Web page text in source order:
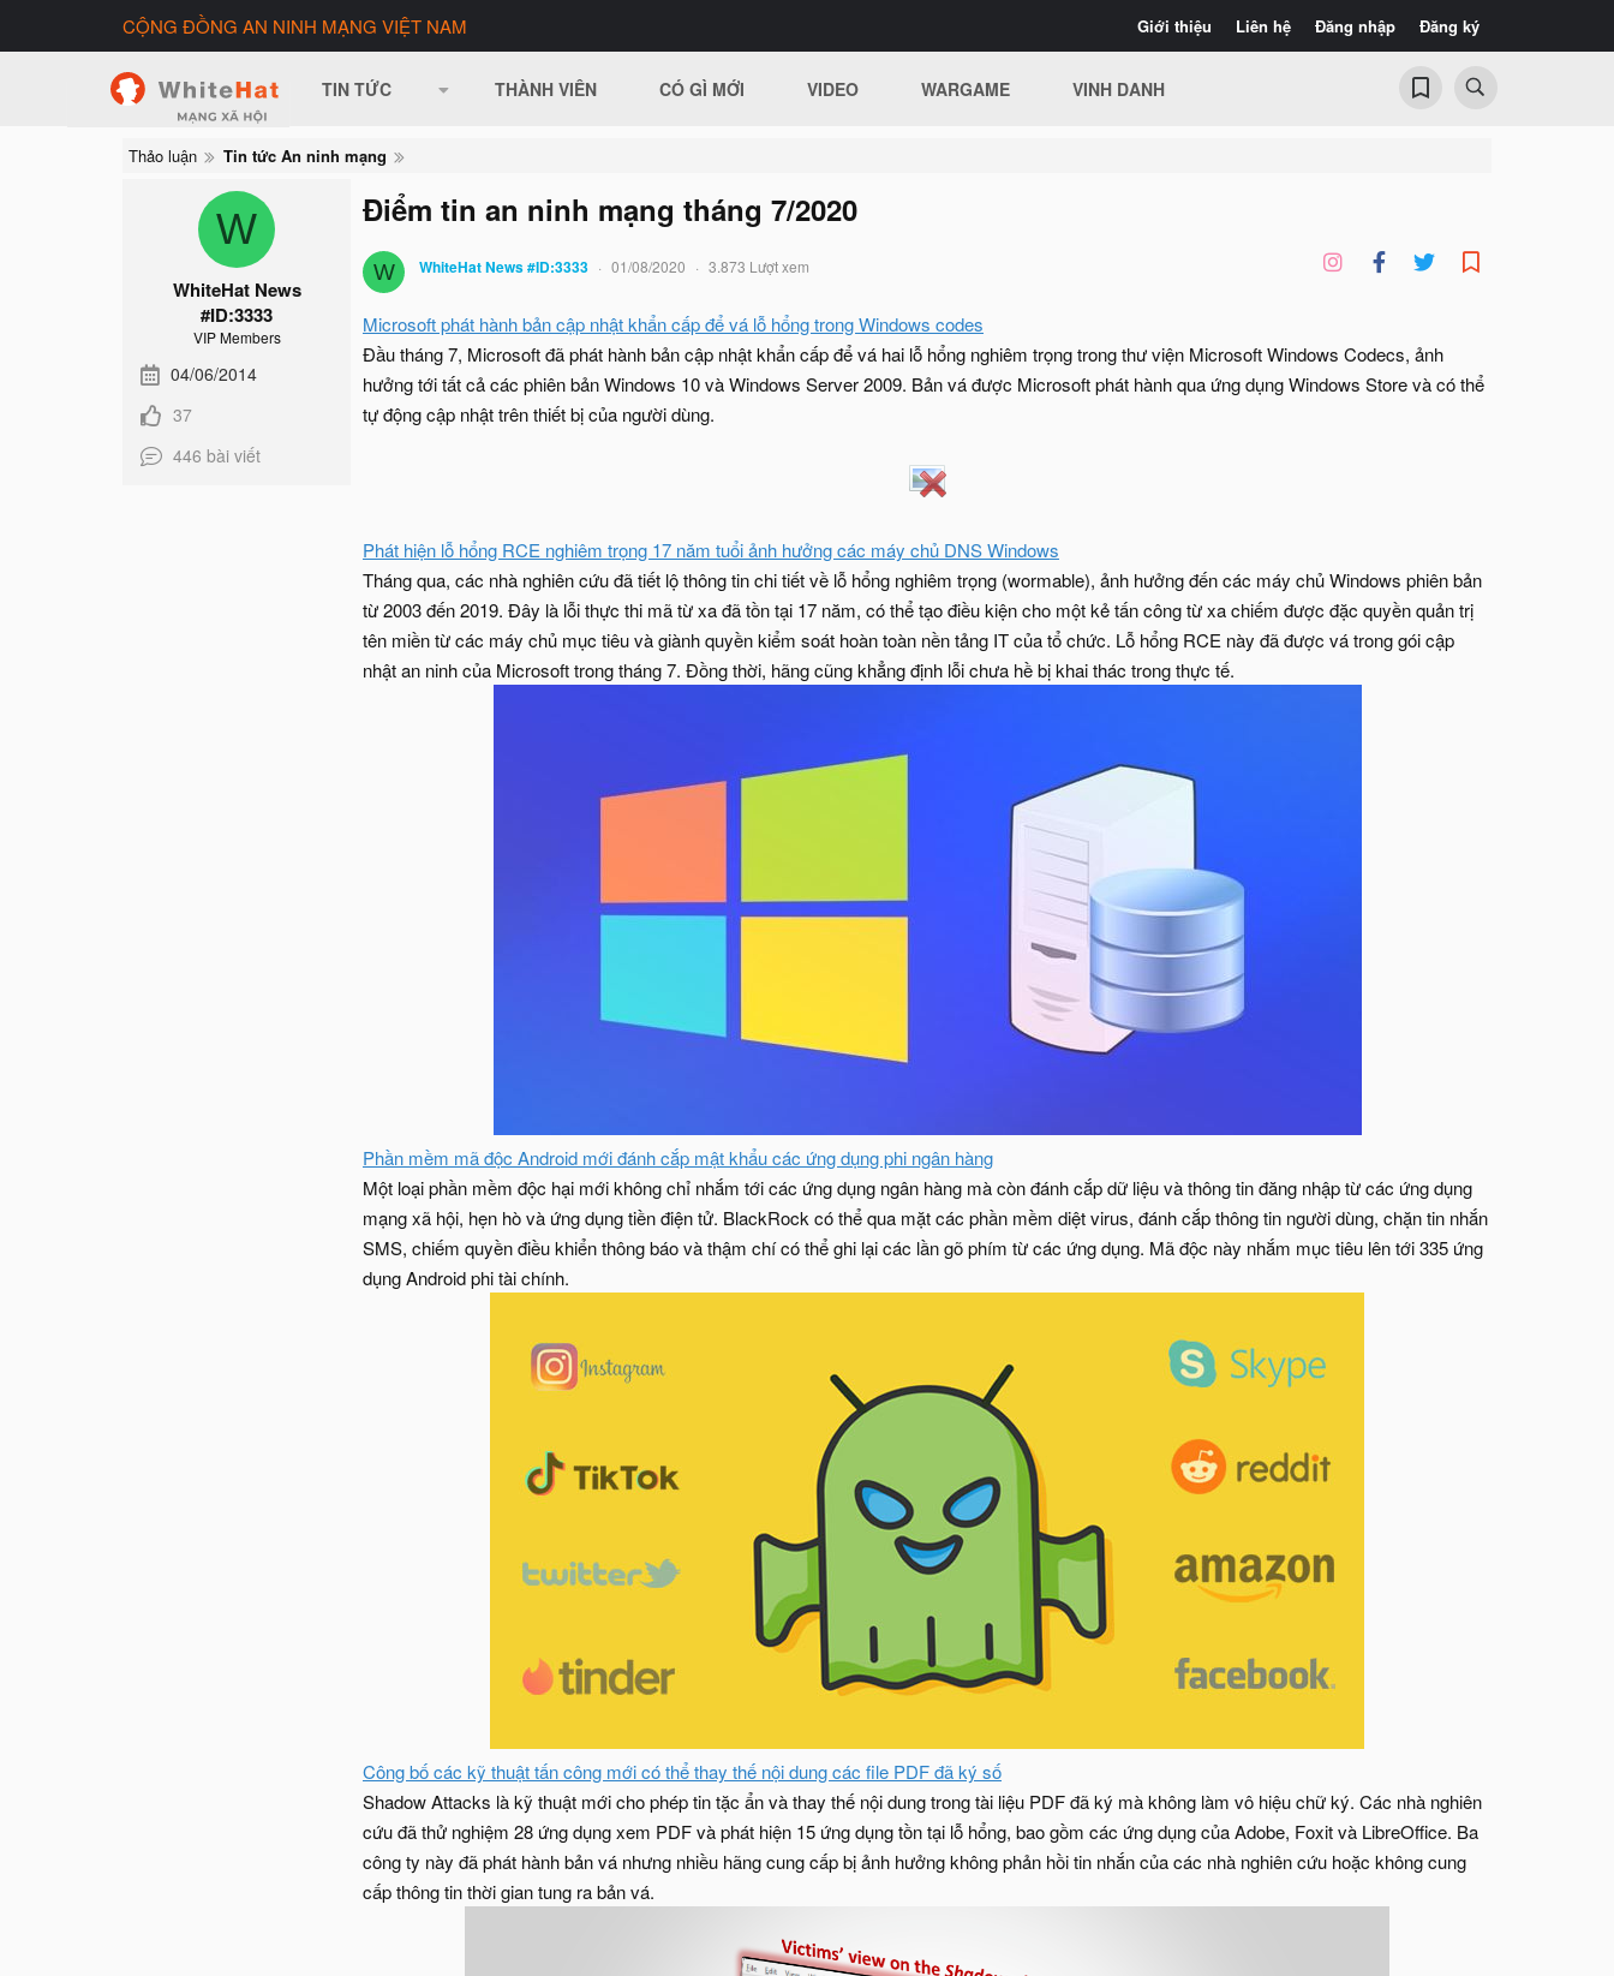
Giới thiệu Liên hệ Đăng nhập Đăng ký
CỘNG ĐỒNG AN NINH MẠNG VIỆT NAM
TIN TỨC THÀNH VIÊN CÓ GÌ MỚI VIDEO WARGAME VINH DANH
Thảo luận Tin tức An ninh mạng
W
WhiteHat News
#ID:3333
VIP Members
04/06/2014
37
446 bài viết
Điểm tin an ninh mạng tháng 7/2020
W WhiteHat News #ID:3333 01/08/2020 3.873 Lượt xem
Microsoft phát hành bản cập nhật khẩn cấp để vá lỗ hổng trong Windows codes
Đầu tháng 7, Microsoft đã phát hành bản cập nhật khẩn cấp để vá hai lỗ hổng nghiêm trọng trong thư viện Microsoft Windows Codecs, ảnh
hưởng tới tất cả các phiên bản Windows 10 và Windows Server 2009. Bản vá được Microsoft phát hành qua ứng dụng Windows Store và có thể
tự động cập nhật trên thiết bị của người dùng.
Phát hiện lỗ hổng RCE nghiêm trọng 17 năm tuổi ảnh hưởng các máy chủ DNS Windows
Tháng qua, các nhà nghiên cứu đã tiết lộ thông tin chi tiết về lỗ hổng nghiêm trọng (wormable), ảnh hưởng đến các máy chủ Windows phiên bản
từ 2003 đến 2019. Đây là lỗi thực thi mã từ xa đã tồn tại 17 năm, có thể tạo điều kiện cho một kẻ tấn công từ xa chiếm được đặc quyền quản trị
tên miền từ các máy chủ mục tiêu và giành quyền kiểm soát hoàn toàn nền tảng IT của tổ chức. Lỗ hổng RCE này đã được vá trong gói cập
nhật an ninh của Microsoft trong tháng 7. Đồng thời, hãng cũng khẳng định lỗi chưa hề bị khai thác trong thực tế.
Phần mềm mã độc Android mới đánh cắp mật khẩu các ứng dụng phi ngân hàng
Một loại phần mềm độc hại mới không chỉ nhắm tới các ứng dụng ngân hàng mà còn đánh cắp dữ liệu và thông tin đăng nhập từ các ứng dụng
mạng xã hội, hẹn hò và ứng dụng tiền điện tử. BlackRock có thể qua mặt các phần mềm diệt virus, đánh cắp thông tin người dùng, chặn tin nhắn
SMS, chiếm quyền điều khiển thông báo và thậm chí có thể ghi lại các lần gõ phím từ các ứng dụng. Mã độc này nhắm mục tiêu lên tới 335 ứng
dụng Android phi tài chính.
Công bố các kỹ thuật tấn công mới có thể thay thế nội dung các file PDF đã ký số
Shadow Attacks là kỹ thuật mới cho phép tin tặc ẩn và thay thế nội dung trong tài liệu PDF đã ký mà không làm vô hiệu chữ ký. Các nhà nghiên
cứu đã thử nghiệm 28 ứng dụng xem PDF và phát hiện 15 ứng dụng tồn tại lỗ hổng, bao gồm các ứng dụng của Adobe, Foxit và LibreOffice. Ba
công ty này đã phát hành bản vá nhưng nhiều hãng cung cấp bị ảnh hưởng không phản hồi tin nhắn của các nhà nghiên cứu hoặc không cung
cấp thông tin thời gian tung ra bản vá.